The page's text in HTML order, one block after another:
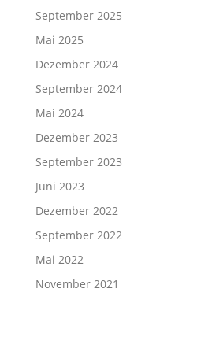
September 2025
Mai 2025
Dezember 2024
September 2024
Mai 2024
Dezember 2023
September 2023
Juni 2023
Dezember 2022
September 2022
Mai 2022
November 2021